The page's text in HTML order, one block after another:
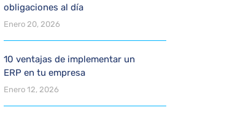
obligaciones al día
Enero 20, 2026
10 ventajas de implementar un
ERP en tu empresa
Enero 12, 2026